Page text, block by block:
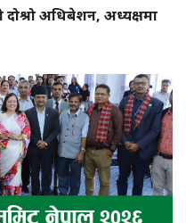
दोश्रो अधिबेशन, अध्यक्षमा